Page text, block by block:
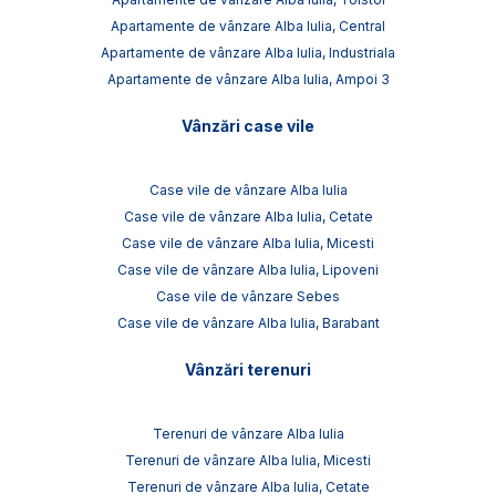
Apartamente de vânzare Alba Iulia, Central
Apartamente de vânzare Alba Iulia, Industriala
Apartamente de vânzare Alba Iulia, Ampoi 3
Vânzări case vile
Case vile de vânzare Alba Iulia
Case vile de vânzare Alba Iulia, Cetate
Case vile de vânzare Alba Iulia, Micesti
Case vile de vânzare Alba Iulia, Lipoveni
Case vile de vânzare Sebes
Case vile de vânzare Alba Iulia, Barabant
Vânzări terenuri
Terenuri de vânzare Alba Iulia
Terenuri de vânzare Alba Iulia, Micesti
Terenuri de vânzare Alba Iulia, Cetate